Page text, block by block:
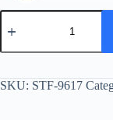
SKU: STF-9617